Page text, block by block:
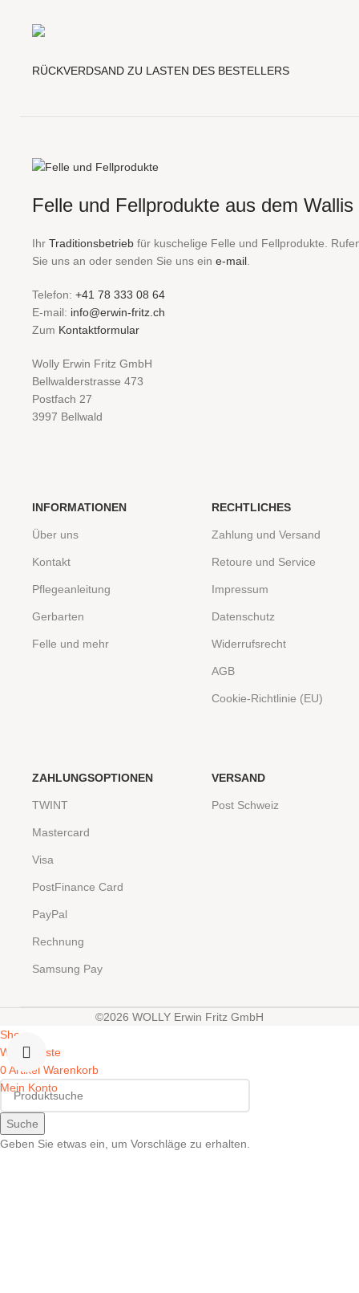
RÜCKVERDSAND ZU LASTEN DES BESTELLERS
Felle und Fellprodukte aus dem Wallis
Ihr Traditionsbetrieb für kuschelige Felle und Fellprodukte.
Sie uns an oder senden Sie uns ein e-mail.
Telefon: +41 78 333 08 64
E-mail: info@erwin-fritz.ch
Zum Kontaktformular
Wolly Erwin Fritz GmbH
Bellwalderstrasse 473
Postfach 27
3997 Bellwald
INFORMATIONEN
Über uns
Kontakt
Pflegeanleitung
Gerbarten
Felle und mehr
RECHTLICHES
Zahlung und Versand
Retoure und Service
Impressum
Datenschutz
Widerrufsrecht
AGB
Cookie-Richtlinie (EU)
ZAHLUNGSOPTIONEN
TWINT
Mastercard
Visa
PostFinance Card
PayPal
Rechnung
Samsung Pay
VERSAND
Post Schweiz
©2026 WOLLY Erwin Fritz GmbH
Suche
Geben Sie etwas ein, um Vorschläge zu erhalten.
Shop
Wunschliste
0Artikel Warenkorb
Mein Konto